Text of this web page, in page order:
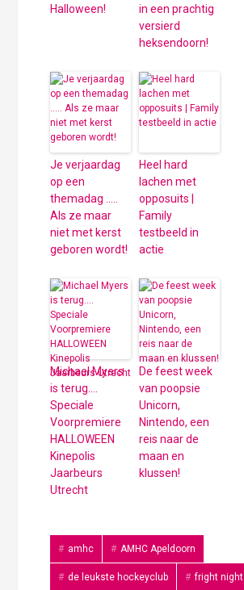
Halloween!
in een prachtig
versierd
heksendoorn!
Je verjaardag
op een
themadag …..
Als ze maar
niet met kerst
geboren wordt!
Heel hard
lachen met
opposuits |
Family
testbeeld in
actie
Michael Myers
is terug….
Speciale
Voorpremiere
HALLOWEEN
Kinepolis
Jaarbeurs
Utrecht
De feest week
van poopsie
Unicorn,
Nintendo, een
reis naar de
maan en
klussen!
amhc AMHC Apeldoorn
de leukste hockeyclub fright night